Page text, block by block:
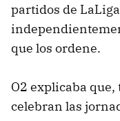
partidos de
que los ordene.
O2 explicaba
celebran las